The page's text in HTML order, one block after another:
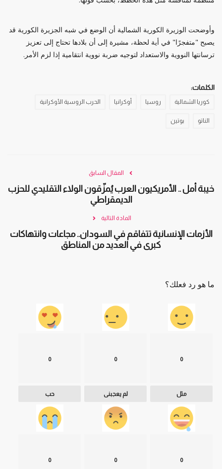
وأوضحت الوزيرة الكورية الشمالية أن الوضع في شبه الجزيرة الكورية قد
يصبح "متفجرًا" في أية لحظة، مشيرة إلى أن بلادها تحتاج إلى تعزيز
ترسانتها النووية والاستعداد لتوجيه ضربة نووية انتقامية إذا لزم الأمر.
الكلمات:
كوريا الشمالية روسيا أوكرانيا الحرب الروسية الأوكرانية
الناتو بوتين
المقال السابق
خيبة أمل .. الأمريكيون العرب يُمزّقون الولاء التقليدي للحزب
الديمقراطي
المادة التالية
الأزمات الإنسانية تتفاقم في السودان.. مجاعات وانتهاكات
كبرى في العديد من المناطق
ما هو رد فعلك؟
0
مثل
0
لم يعجبنى
0
حب
0
0
0